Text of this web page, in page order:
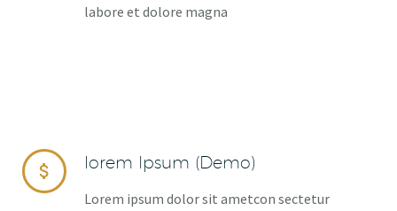
labore et dolore magna

 lorem Ipsum (Demo)
Lorem ipsum dolor sit ametcon sectetur